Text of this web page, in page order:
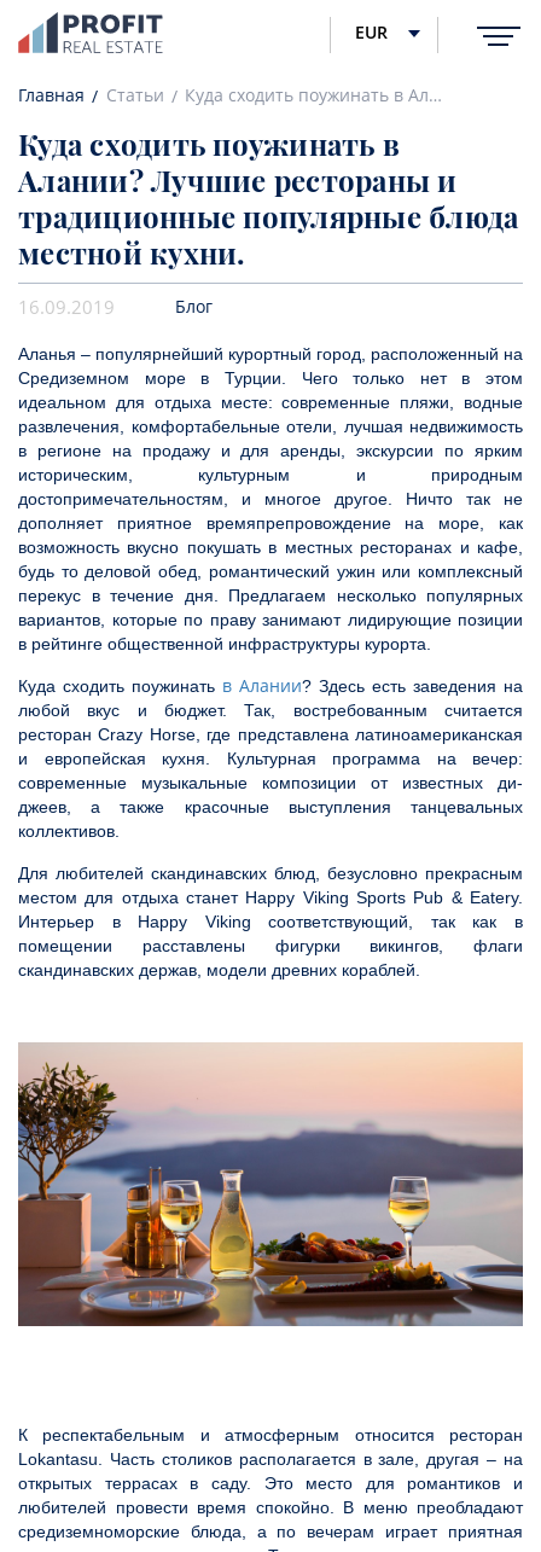
EUR
Главная Статьи Куда сходить поужинать в Алании? Лучшие рестораны и традиционные популярные блюда местной кухни.
Куда сходить поужинать в
Алании? Лучшие рестораны и
традиционные популярные блюда
местной кухни.
16.09.2019 Блог
Аланья – популярнейший курортный город, расположенный на
Средиземном море в Турции. Чего только нет в этом
идеальном для отдыха месте: современные пляжи, водные
развлечения, комфортабельные отели, лучшая недвижимость
в регионе на продажу и для аренды, экскурсии по ярким
историческим, культурным и природным
достопримечательностям, и многое другое. Ничто так не
дополняет приятное времяпрепровождение на море, как
возможность вкусно покушать в местных ресторанах и кафе,
будь то деловой обед, романтический ужин или комплексный
перекус в течение дня. Предлагаем несколько популярных
вариантов, которые по праву занимают лидирующие позиции
в рейтинге общественной инфраструктуры курорта.
Куда сходить поужинать в Алании? Здесь есть заведения на
любой вкус и бюджет. Так, востребованным считается
ресторан Crazy Horse, где представлена латиноамериканская
и европейская кухня. Культурная программа на вечер:
современные музыкальные композиции от известных ди-
джеев, а также красочные выступления танцевальных
коллективов.
Для любителей скандинавских блюд, безусловно прекрасным
местом для отдыха станет Happy Viking Sports Pub & Eatery.
Интерьер в Happy Viking соответствующий, так как в
помещении расставлены фигурки викингов, флаги
скандинавских держав, модели древних кораблей.
К респектабельным и атмосферным относится ресторан
Lokantasu. Часть столиков располагается в зале, другая – на
открытых террасах в саду. Это место для романтиков и
любителей провести время спокойно. В меню преобладают
средиземноморские блюда, а по вечерам играет приятная